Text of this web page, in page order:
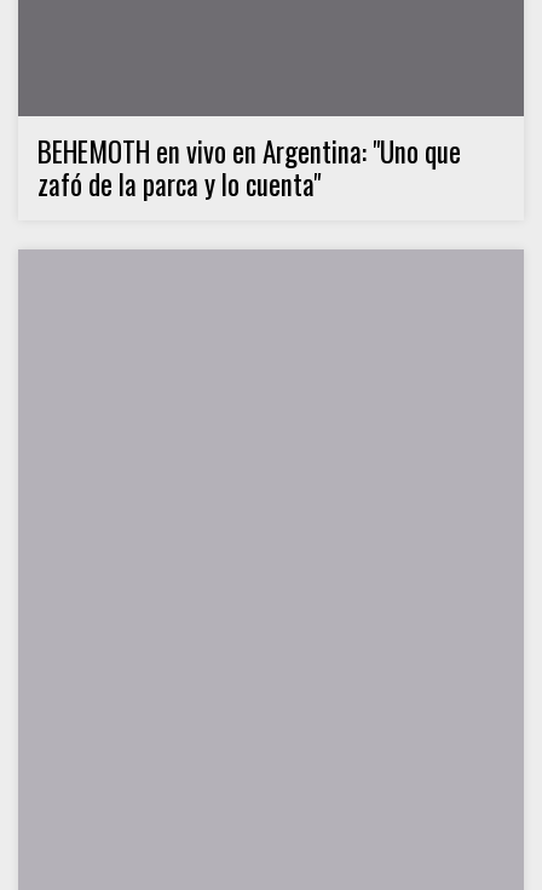
BEHEMOTH en vivo en Argentina: "Uno que
zafó de la parca y lo cuenta"